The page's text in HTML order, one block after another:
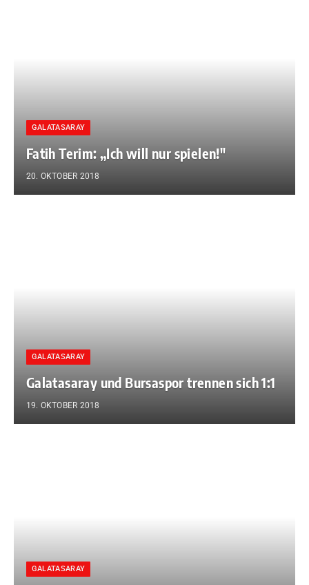
GALATASARAY
Fatih Terim: „Ich will nur spielen!″
20. OKTOBER 2018
GALATASARAY
Galatasaray und Bursaspor trennen sich 1:1
19. OKTOBER 2018
GALATASARAY